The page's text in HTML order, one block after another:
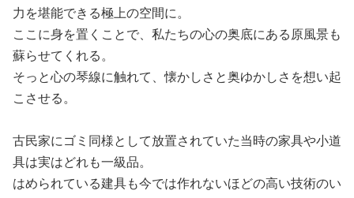
力を堪能できる極上の空間に。
ここに身を置くことで、私たちの心の奥底にある原風景も
蘇らせてくれる。
そっと心の琴線に触れて、懐かしさと奥ゆかしさを想い起
こさせる。
古民家にゴミ同様として放置されていた当時の家具や小道
具は実はどれも一級品。
はめられている建具も今では作れないほどの高い技術のい